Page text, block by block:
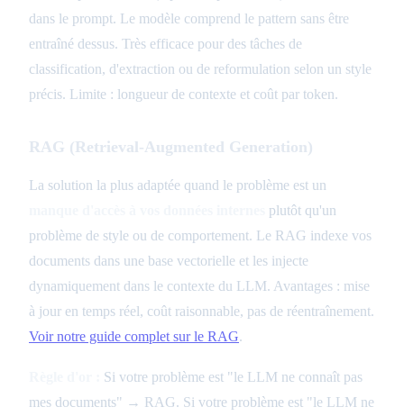
dans le prompt. Le modèle comprend le pattern sans être
entraîné dessus. Très efficace pour des tâches de
classification, d'extraction ou de reformulation selon un style
précis. Limite : longueur de contexte et coût par token.
RAG (Retrieval-Augmented Generation)
La solution la plus adaptée quand le problème est un
plutôt qu'un
problème de style ou de comportement. Le RAG indexe vos
documents dans une base vectorielle et les injecte
dynamiquement dans le contexte du LLM. Avantages : mise
à jour en temps réel, coût raisonnable, pas de réentraînement.
Voir notre guide complet sur le RAG.
Si votre problème est "le LLM ne connaît pas
mes documents" → RAG. Si votre problème est "le LLM ne